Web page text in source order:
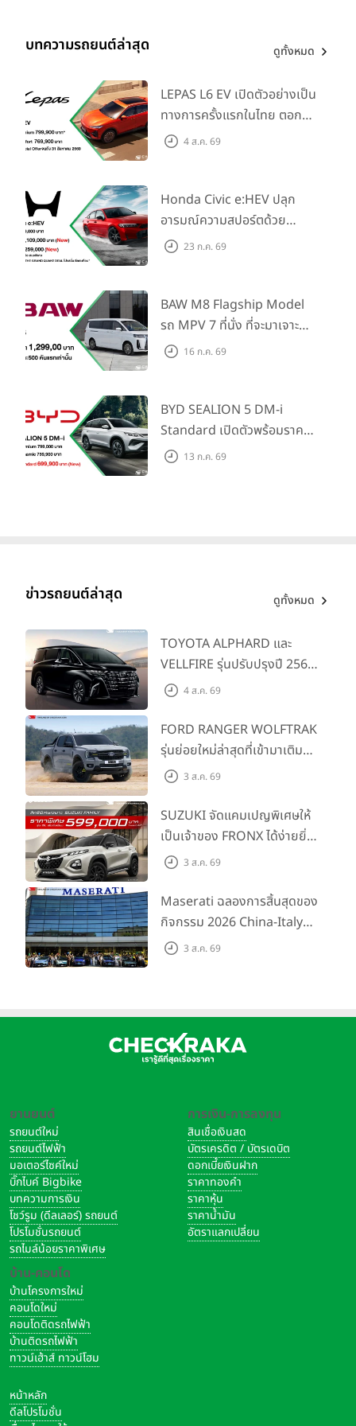
บทความรถยนต์ล่าสุด ดูทั้งหมด
LEPAS L6 EV เปิดตัวอย่างเป็น
ทางการครั้งแรกในไทย ตอกย้ำ
วิสัยทัศน์ “Drive Your
4 ส.ค. 69
Honda Civic e:HEV ปลุก
อารมณ์ความสปอร์ตด้วย
Honda S+ Shift ครั้งแรกใน
Traffic Monitor เพียงจอง
ภายใน 31 ก.ค. 2569 รับบัตร
น้ำมันมูลค่า 10,000 บาท
23 ก.ค. 69
BAW M8 Flagship Model
รถ MPV 7 ที่นั่ง ที่จะมาเจาะ
ตลาดครอบครัวและองค์กรยุค
แรก)
16 ก.ค. 69
BYD SEALION 5 DM-i
Standard เปิดตัวพร้อมราคา
คาดการณ์ 699,900 บาท รุ่น
13 ก.ค. 69
ข่าวรถยนต์ล่าสุด ดูทั้งหมด
TOYOTA ALPHARD และ
VELLFIRE รุ่นปรับปรุงปี 2569
พร้อมรุ่นย่อยใหม่ HEV
4 ส.ค. 69
FORD RANGER WOLFTRAK
รุ่นย่อยใหม่ล่าสุดที่เข้ามาเติม
เต็มไลน์อัป พร้อมตอบโจทย์ทุก
พร้อมลุย ด้วยราคาพิเศษเริ่ม
ต้นที่ 9.49 แสนบาท
3 ส.ค. 69
SUZUKI จัดแคมเปญพิเศษให้
เป็นเจ้าของ FRONX ได้ง่ายยิ่ง
ขึ้นสำหรับรุ่น GL ราคาพิเศษ
200 คัน พร้อมข้อเสนอสุดคุ้ม
3 ส.ค. 69
Maserati ฉลองการสิ้นสุดของ
กิจกรรม 2026 China-Italy
Grand Tour ณ สำนักงาน
3 ส.ค. 69
ยานยนต์
รถยนต์ใหม่
รถยนต์ไฟฟ้า
มอเตอร์ไซค์ใหม่
บิ๊กไบค์ Bigbike
บทความการเงิน
โชว์รูม (ดีลเลอร์) รถยนต์
โปรโมชั่นรถยนต์
รถไมล์น้อยราคาพิเศษ
บ้าน-คอนโด
บ้านโครงการใหม่
คอนโดใหม่
คอนโดติดรถไฟฟ้า
บ้านติดรถไฟฟ้า
ทาวน์เฮ้าส์ ทาวน์โฮม
การเงิน-การลงทุน
สินเชื่อเงินสด
บัตรเครดิต / บัตรเดบิต
ดอกเบี้ยเงินฝาก
ราคาทองคำ
ราคาหุ้น
ราคาน้ำมัน
อัตราแลกเปลี่ยน
หน้าหลัก
ดีลโปรโมชั่น